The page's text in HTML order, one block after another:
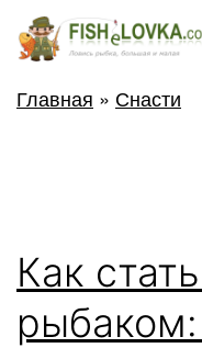
Перейти
FisheLovka.com
Главная » Снасти
Как